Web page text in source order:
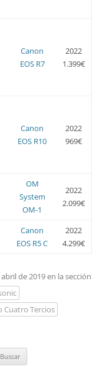
Canon
EOS R7
2022
1.399€
Canon
EOS R10
2022
969€
OM
System
OM-1
2022
2.099€
Canon
EOS R5 C
2022
4.299€
de 2019 en la sección
Cuatro Tercios